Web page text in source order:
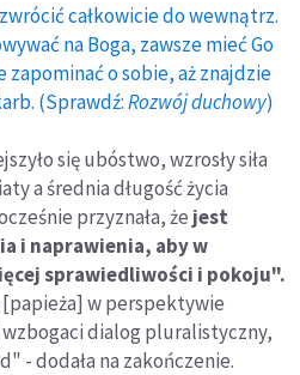
całkowicie do wewnątrz.
na Boga, zawsze mieć Go
o sobie, aż znajdzie
(Sprawdź:Rozwój duchowy)
się ubóstwo, wzrosły siła
a średnia długość życia
przyznała, że jest
i naprawienia, aby w
sprawiedliwości i pokoju".
w perspektywie
dialog pluralistyczny,
- dodała na zakończenie.